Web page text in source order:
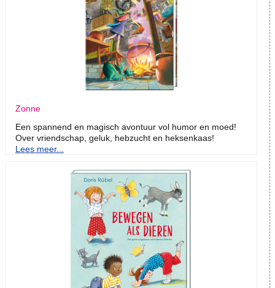
Zonne
Een spannend en magisch avontuur vol humor en moed!
Over vriendschap, geluk, hebzucht en heksenkaas!
Lees meer...